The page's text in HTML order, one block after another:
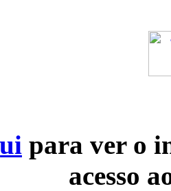
para ver o
acesso